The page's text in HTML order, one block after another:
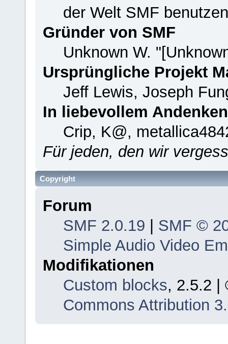
der Welt SMF
Gründer von SMF
Unknown W.
Ursprüngliche Projekt
Jeff Lewis, Joseph
In liebevollem
Crip, K@,
Für jeden, den wir
Copyright
Forum
SMF 2.0.19
SMF ©
Simple Audio Video
Modifikationen
Custom blocks, 2.5.2 |
Commons Attribution